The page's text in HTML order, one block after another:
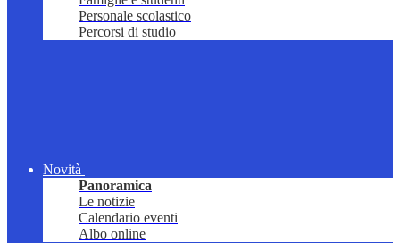
Personale scolastico
Percorsi di studio
Novità
Panoramica
Le notizie
Calendario eventi
Albo online